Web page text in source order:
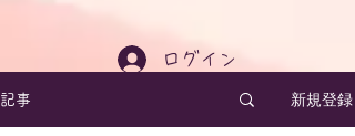
ログイン
記事 新規登録